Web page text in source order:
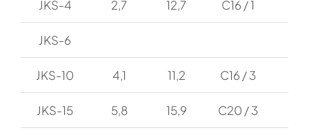
JKS-4 2,7 12,7 C16 / 1
JKS-6
JKS-10 4,1 11,2 C16 / 3
JKS-15 5,8 15,9 C20 / 3